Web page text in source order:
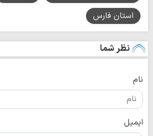
استان فارس
نظر شما
نام
ایمیل